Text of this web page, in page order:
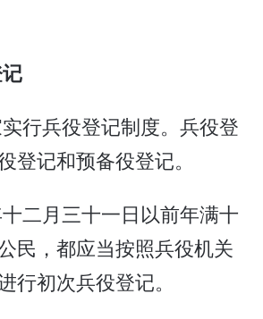
行兵役登记制度。兵役登
登记和预备役登记。
二月三十一日以前年满十
民，都应当按照兵役机关
行初次兵役登记。